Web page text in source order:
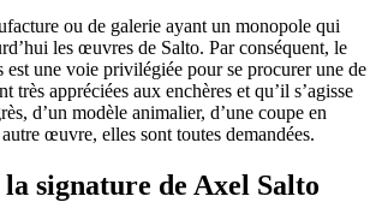
ou de galerie ayant un monopole qui
les œuvres de Salto. Par conséquent, le
est une voie privilégiée pour se procurer une de
très appréciées aux enchères et qu’il s’agisse
d’un modèle animalier, d’une coupe en
œuvre, elles sont toutes demandées.
signature de Axel Salto